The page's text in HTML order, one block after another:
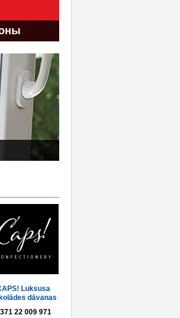
Luksusa
dāvanas
22 009 971